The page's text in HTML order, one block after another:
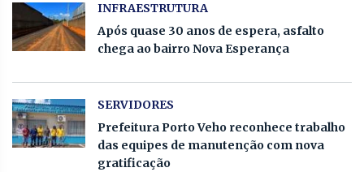
INFRAESTRUTURA
Após quase 30 anos de espera, asfalto
chega ao bairro Nova Esperança
SERVIDORES
Prefeitura Porto Veho reconhece trabalho
das equipes de manutenção com nova
gratificação